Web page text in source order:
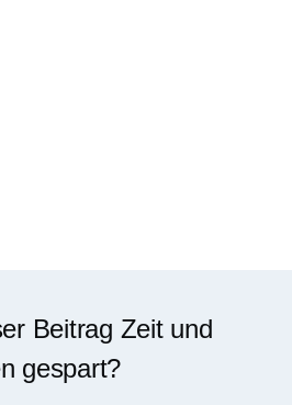
Beitrag Zeit und
gespart?